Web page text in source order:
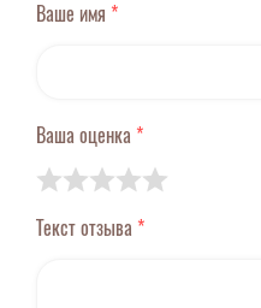
Ваше имя *
Ваша оценка *
Текст отзыва *